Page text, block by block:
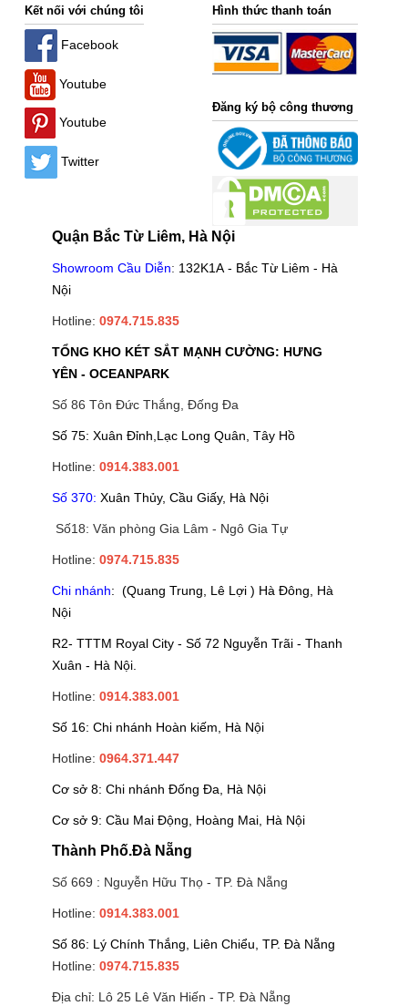
Kết nối với chúng tôi
Facebook
Youtube
Youtube
Twitter
Hình thức thanh toán
Đăng ký bộ công thương
Quận Bắc Từ Liêm, Hà Nội
Showroom Cầu Diễn: 132K1A - Bắc Từ Liêm - Hà
Nội
Hotline: 0974.715.835
TỔNG KHO KÉT SẮT MẠNH CƯỜNG: HƯNG
YÊN - OCEANPARK
Số 86 Tôn Đức Thắng, Đống Đa
Số 75: Xuân Đỉnh,Lạc Long Quân, Tây Hồ
Hotline: 0914.383.001
Số 370: Xuân Thủy, Cầu Giấy, Hà Nội
Số18: Văn phòng Gia Lâm - Ngô Gia Tự
Hotline: 0974.715.835
Chi nhánh: (Quang Trung, Lê Lợi ) Hà Đông, Hà
Nội
R2- TTTM Royal City - Số 72 Nguyễn Trãi - Thanh
Xuân - Hà Nội.
Hotline: 0914.383.001
Số 16: Chi nhánh Hoàn kiếm, Hà Nội
Hotline: 0964.371.447
Cơ sở 8: Chi nhánh Đống Đa, Hà Nội
Cơ sở 9: Cầu Mai Động, Hoàng Mai, Hà Nội
Thành Phố.Đà Nẵng
Số 669 : Nguyễn Hữu Thọ - TP. Đà Nẵng
Hotline: 0914.383.001
Số 86: Lý Chính Thắng, Liên Chiểu, TP. Đà Nẵng
Hotline: 0974.715.835
Địa chỉ: Lô 25 Lê Văn Hiến - TP. Đà Nẵng